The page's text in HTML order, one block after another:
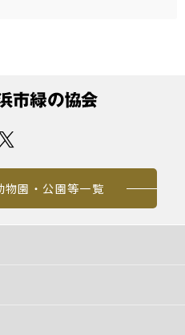
物園・公園等一覧